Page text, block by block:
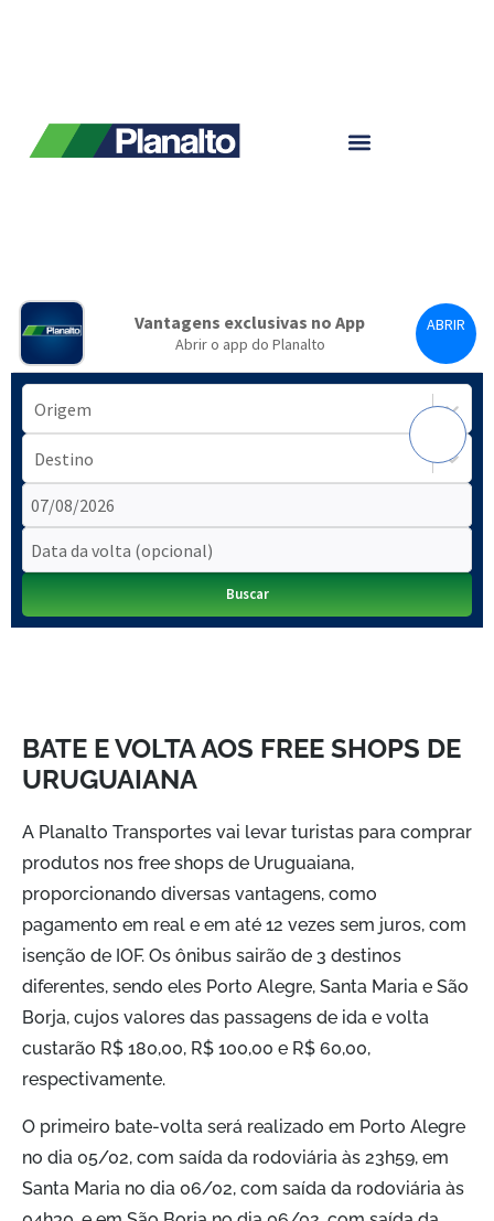
BATE E VOLTA AOS FREE SHOPS DE
URUGUAIANA
A Planalto Transportes vai levar turistas para comprar
produtos nos free shops de Uruguaiana,
proporcionando diversas vantagens, como
pagamento em real e em até 12 vezes sem juros, com
isenção de IOF. Os ônibus sairão de 3 destinos
diferentes, sendo eles Porto Alegre, Santa Maria e São
Borja, cujos valores das passagens de ida e volta
custarão R$ 180,00, R$ 100,00 e R$ 60,00,
respectivamente.
O primeiro bate-volta será realizado em Porto Alegre
no dia 05/02, com saída da rodoviária às 23h59, em
Santa Maria no dia 06/02, com saída da rodoviária às